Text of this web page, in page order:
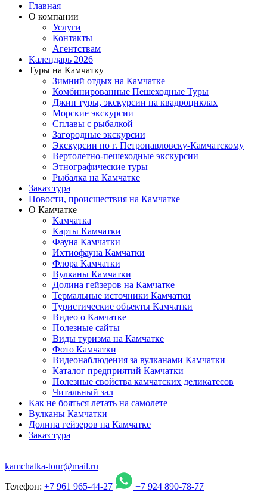
Главная
О компании
Услуги
Контакты
Агентствам
Календарь 2026
Туры на Камчатку
Зимний отдых на Камчатке
Комбинированные Пешеходные Туры
Джип туры, экскурсии на квадроциклах
Морские экскурсии
Сплавы с рыбалкой
Загородные экскурсии
Экскурсии по г. Петропавловску-Камчатскому
Вертолетно-пешеходные экскурсии
Этнографические туры
Рыбалка на Камчатке
Заказ тура
Новости, происшествия на Камчатке
О Камчатке
Камчатка
Карты Камчатки
Фауна Камчатки
Ихтиофауна Камчатки
Флора Камчатки
Вулканы Камчатки
Долина гейзеров на Камчатке
Термальные источники Камчатки
Туристические объекты Камчатки
Видео о Камчатке
Полезные сайты
Виды туризма на Камчатке
Фото Камчатки
Видеонаблюдения за вулканами Камчатки
Каталог предприятий Камчатки
Полезные свойства камчатских деликатесов
Читальный зал
Как не бояться летать на самолете
Вулканы Камчатки
Долина гейзеров на Камчатке
Заказ тура
kamchatka-tour@mail.ru
Телефон: +7 961 965-44-27
+7 924 890-78-77